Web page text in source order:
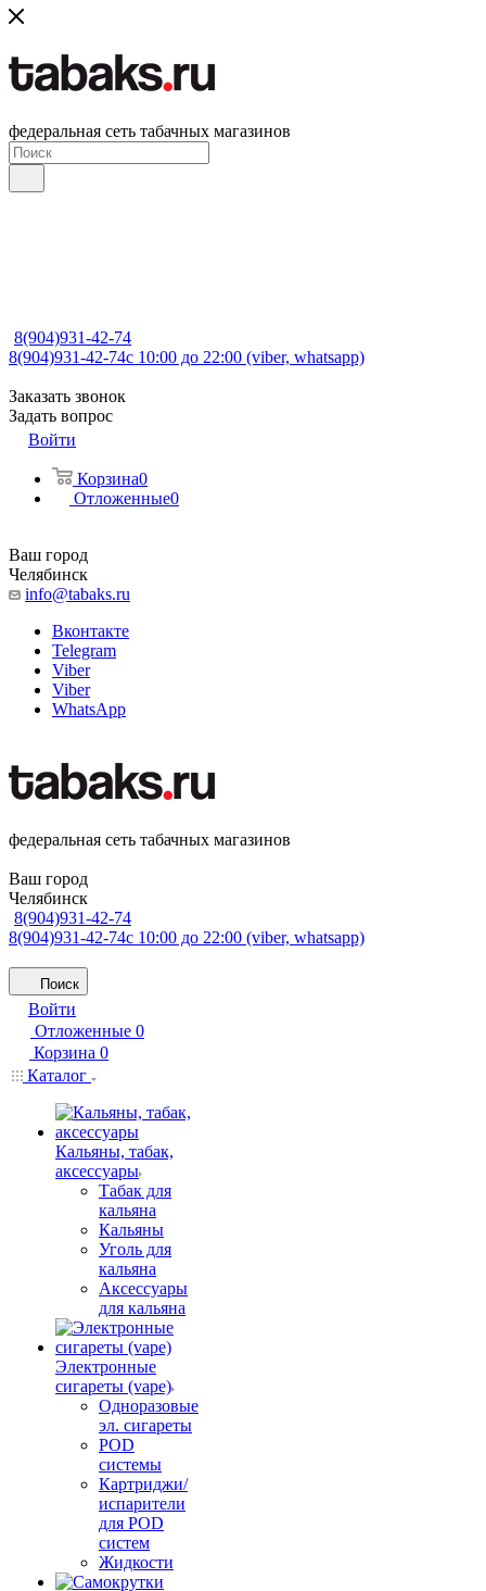
федеральная сеть табачных магазинов
8(904)931-42-74
8(904)931-42-74с 10:00 до 22:00 (viber, whatsapp)
Заказать звонок
Задать вопрос
Войти
Корзина0
Отложенные0
Ваш город
Челябинск
info@tabaks.ru
Вконтакте
Telegram
Viber
Viber
WhatsApp
федеральная сеть табачных магазинов
Ваш город
Челябинск
8(904)931-42-74
8(904)931-42-74с 10:00 до 22:00 (viber, whatsapp)
Поиск
Войти
Отложенные 0
Корзина 0
Каталог
Кальяны, табак,
аксессуары
Табак для
кальяна
Кальяны
Уголь для
кальяна
Аксессуары
для кальяна
Электронные
сигареты (vape)
Одноразовые
эл. сигареты
POD
системы
Картриджи/
испарители
для POD
систем
Жидкости